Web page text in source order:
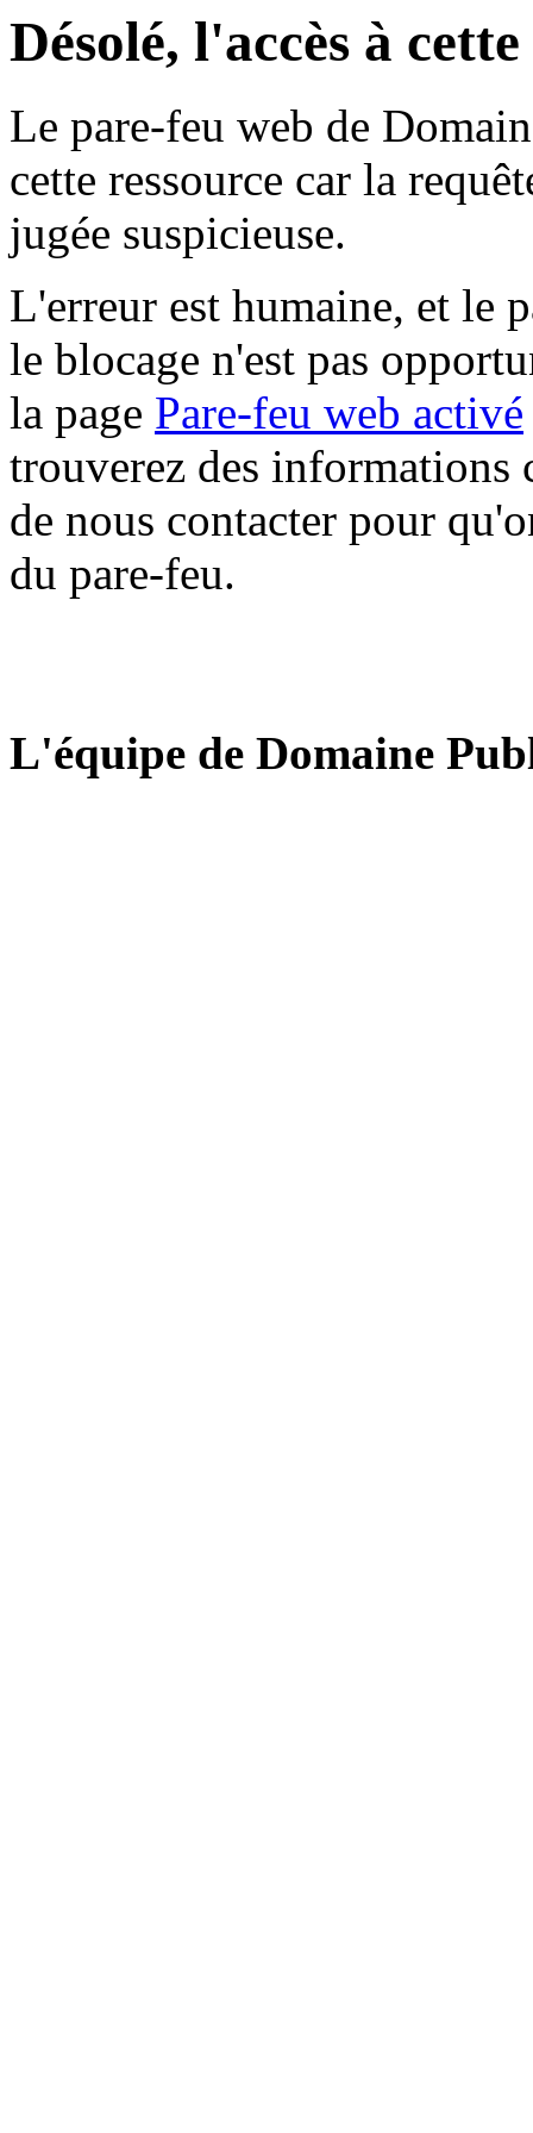
Désolé, l'accès à
Le pare-feu web de
cette ressource car la
jugée suspicieuse.
L'erreur est humaine, et le
le blocage n'est pas
la page Pare-feu web activé
trouverez des informations
de nous contacter pour
du pare-feu.
L'équipe de Domaine